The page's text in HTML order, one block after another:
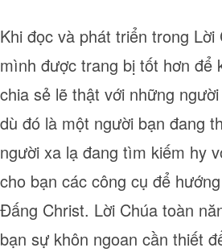
Khi đọc và phát triển trong
mình được trang bị tốt hơn để
chia sẻ lẽ thật với những
dù đó là một người bạn đang
người xa lạ đang tìm kiếm hy
cho bạn các công cụ để
Đấng Christ. Lời Chúa toàn
bạn sự khôn ngoan cần thiết